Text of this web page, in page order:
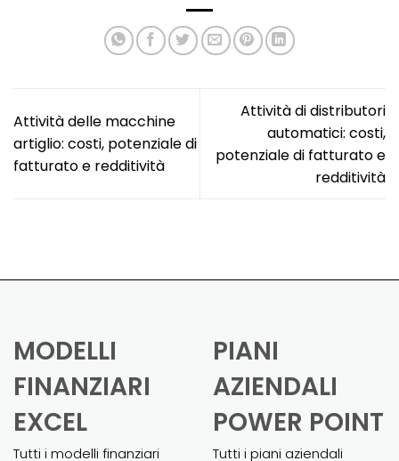
Attività delle macchine
artiglio: costi, potenziale di
fatturato e redditività
Attività di distributori
automatici: costi,
potenziale di fatturato e
redditività
MODELLI
FINANZIARI
EXCEL
Tutti i modelli finanziari
PIANI
AZIENDALI
POWER POINT
Tutti i piani aziendali